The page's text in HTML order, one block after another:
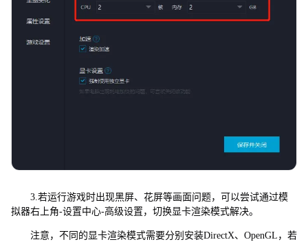
3.若运行游戏时出现黑屏、花屏等画面问题，可以尝试通过模
拟器右上角-设置中心-高级设置，切换显卡渲染模式解决。
注意，不同的显卡渲染模式需要分别安装DirectX、OpenGL，若